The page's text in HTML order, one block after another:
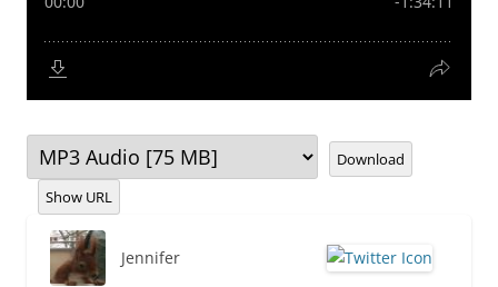
Download
Show URL
Jennifer